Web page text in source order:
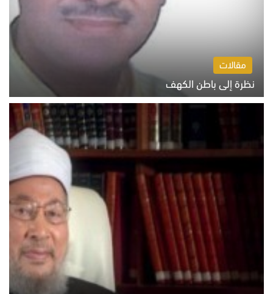
مقالات
نظرة إلى باطن الكهف
السبت 8 أغسطس 2026 11:04 ص